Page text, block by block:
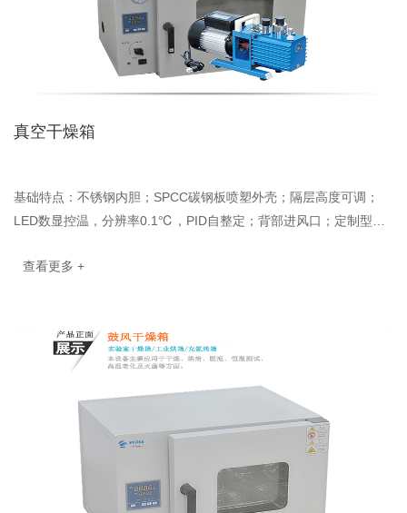
真空干燥箱
基础特点：不锈钢内胆；SPCC碳钢板喷塑外壳；隔层高度可调；
LED数显控温，分辨率0.1℃，PID自整定；背部进风口；定制型耐
查看更多 +